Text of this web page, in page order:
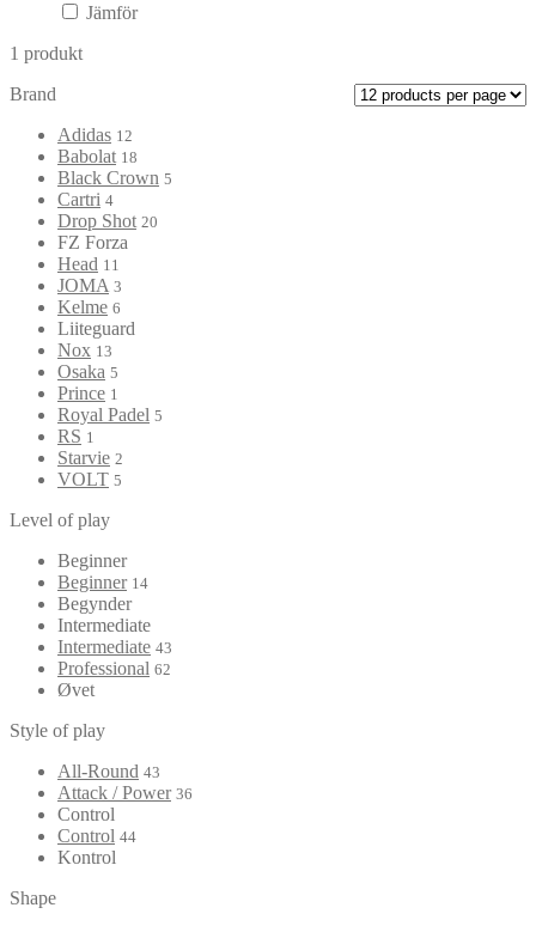
Jämför
1 produkt
Brand
Adidas 12
Babolat 18
Black Crown 5
Cartri 4
Drop Shot 20
FZ Forza
Head 11
JOMA 3
Kelme 6
Liiteguard
Nox 13
Osaka 5
Prince 1
Royal Padel 5
RS 1
Starvie 2
VOLT 5
Level of play
Beginner
Beginner 14
Begynder
Intermediate
Intermediate 43
Professional 62
Øvet
Style of play
All-Round 43
Attack / Power 36
Control
Control 44
Kontrol
Shape